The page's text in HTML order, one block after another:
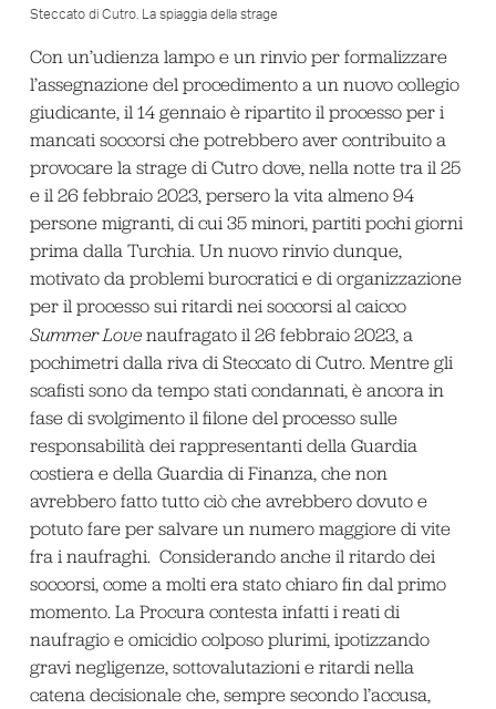
Steccato di Cutro. La spiaggia della strage
Con un’udienza lampo e un rinvio per formalizzare
l’assegnazione del procedimento a un nuovo collegio
giudicante, il 14 gennaio è ripartito il processo per i
mancati soccorsi che potrebbero aver contribuito a
provocare la strage di Cutro dove, nella notte tra il 25
e il 26 febbraio 2023, persero la vita almeno 94
persone migranti, di cui 35 minori, partiti pochi giorni
prima dalla Turchia. Un nuovo rinvio dunque,
motivato da problemi burocratici e di organizzazione
per il processo sui ritardi nei soccorsi al caicco
Summer Lovenaufragato il 26 febbraio 2023, a
pochimetri dalla riva di Steccato di Cutro. Mentre gli
scafisti sono da tempo stati condannati, è ancora in
fase di svolgimento il filone del processo sulle
responsabilità dei rappresentanti della Guardia
costiera e della Guardia di Finanza, che non
avrebbero fatto tutto ciò che avrebbero dovuto e
potuto fare per salvare un numero maggiore di vite
fra i naufraghi. Considerando anche il ritardo dei
soccorsi, come a molti era stato chiaro fin dal primo
momento. La Procura contesta infatti i reati di
naufragio e omicidio colposo plurimi, ipotizzando
gravi negligenze, sottovalutazioni e ritardi nella
catena decisionale che, sempre secondo l’accusa,